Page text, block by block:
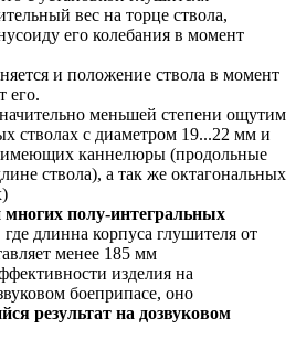
вес на торце ствола,
его колебания в момент
и положение ствола в момент
его.
меньшей степени ощутим
стволах с диаметром 19...22 мм и
имеющих каннелюры (продольные
ствола), а так же октагональных
полу-интегральных
где длинна корпуса глушителя от
менее 185 мм
изделия на
боеприпасе, оно
результат на дозвуковом